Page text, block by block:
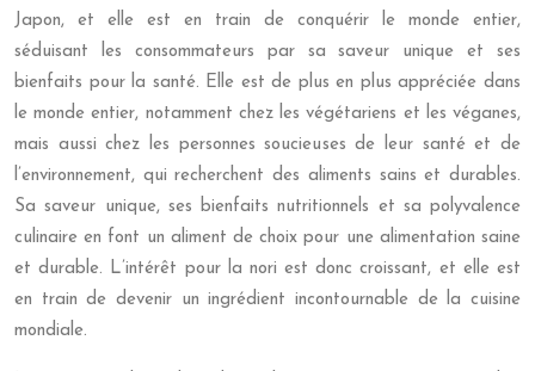
Japon, et elle est en train de conquérir le monde entier,
séduisant les consommateurs par sa saveur unique et ses
bienfaits pour la santé. Elle est de plus en plus appréciée dans
le monde entier, notamment chez les végétariens et les véganes,
mais aussi chez les personnes soucieuses de leur santé et de
l’environnement, qui recherchent des aliments sains et durables.
Sa saveur unique, ses bienfaits nutritionnels et sa polyvalence
culinaire en font un aliment de choix pour une alimentation saine
et durable. L’intérêt pour la nori est donc croissant, et elle est
en train de devenir un ingrédient incontournable de la cuisine
mondiale.